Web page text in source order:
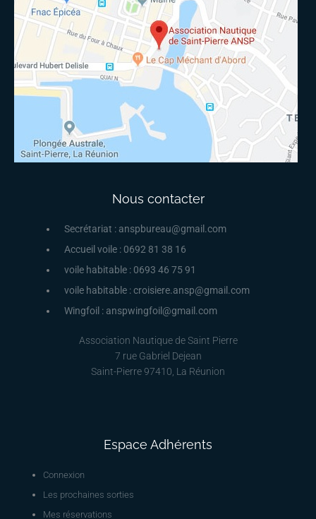
Nous contacter
Secrétariat : anspbureau@gmail.com
Accueil voile : 0692 81 38 16
voile habitable : 0693 46 75 91
voile habitable : croisiere.ansp@gmail.com
Wingfoil : anspwingfoil@gmail.com
Association Nautique de Saint Pierre
7 rue Gabriel Dejean
Saint-Pierre 97410, La Réunion
Espace Adhérents
Connexion
Les prochaines sorties
Mes réservations